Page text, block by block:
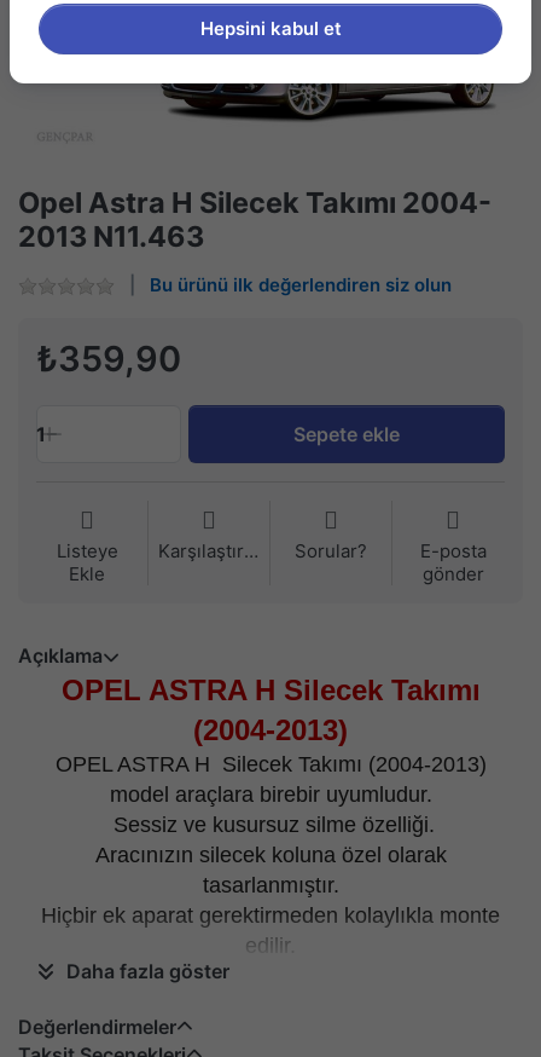
Opel Astra H Silecek Takımı 2004-
2013 N11.463
Bu ürünü ilk değerlendiren siz olun
₺359,90
1 Sepete ekle
Listeye
Ekle
Karşılaştırma Sorular?
E-posta
gönder
Açıklama
OPEL ASTRA H Silecek Takımı
(2004-2013)
OPEL ASTRA H Silecek Takımı (2004-2013)
model araçlara birebir uyumludur.
Sessiz ve kusursuz silme özelliği.
Aracınızın silecek koluna özel olarak
tasarlanmıştır.
Hiçbir ek aparat gerektirmeden kolaylıkla monte
edilir.
Kargo içeriği; 1 adet sağ ve 1 adet sol silecekten
Belirtilen fiyat ön cam içindir.
Daha fazla göster
Değerlendirmeler
Hepsini kabul et